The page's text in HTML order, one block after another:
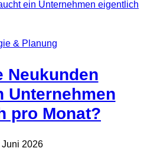
& Planung
Neukunden
Unternehmen
pro Monat?
Juni 2026